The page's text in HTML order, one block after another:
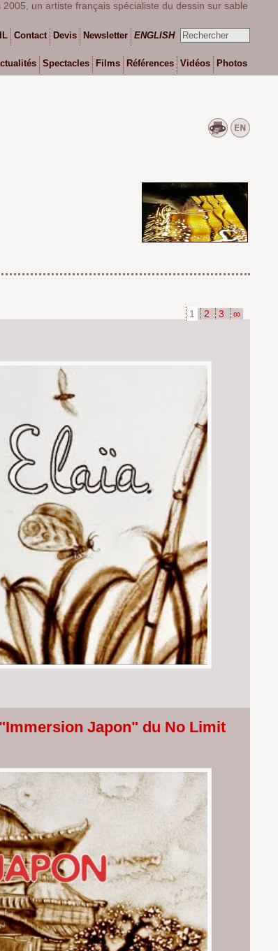
1 2 3 ∞
Japon" du No Limit
2005, un artiste français spécialiste du dessin sur sable
Contact Devis Newsletter ENGLISH
Spectacles Films Références Vidéos Photos